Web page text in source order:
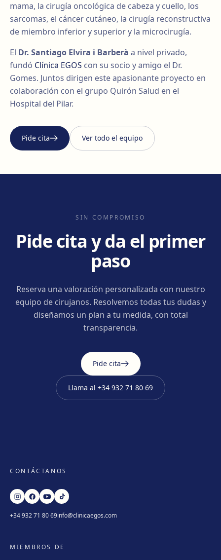
mama, la cirugía oncológica de cabeza y cuello, los
sarcomas, el cáncer cutáneo, la cirugía reconstructiva
de miembro inferior y superior y la microcirugía.
El Dr. Santiago Elvira i Barberà a nivel privado,
fundó Clínica EGOS con su socio y amigo el Dr.
Gomes. Juntos dirigen este apasionante proyecto en
colaboración con el grupo Quirón Salud en el
Hospital del Pilar.
Pide cita Ver todo el equipo
SIN COMPROMISO
Pide cita y da el primer
paso
Reserva una valoración personalizada con nuestro
equipo de cirujanos. Resolvemos todas tus dudas y
diseñamos un plan a tu medida, con total
transparencia.
Pide cita
Llama al +34 932 71 80 69
CONTÁCTANOS
+34 932 71 80 69info@clinicaegos.com
MIEMBROS DE